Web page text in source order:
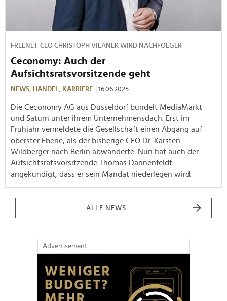
FREENET-CEO CHRISTOPH VILANEK WIRD NACHFOLGER
Ceconomy: Auch der
Aufsichtsratsvorsitzende geht
NEWS, HANDEL, KARRIERE | 16.06.2025
Die Ceconomy AG aus Düsseldorf bündelt MediaMarkt
und Saturn unter ihrem Unternehmensdach. Erst im
Frühjahr vermeldete die Gesellschaft einen Abgang auf
oberster Ebene, als der bisherige CEO Dr. Karsten
Wildberger nach Berlin abwanderte. Nun hat auch der
Aufsichtsratsvorsitzende Thomas Dannenfeldt
angekündigt, dass er sein Mandat niederlegen wird.
ALLE NEWS
Advertisement